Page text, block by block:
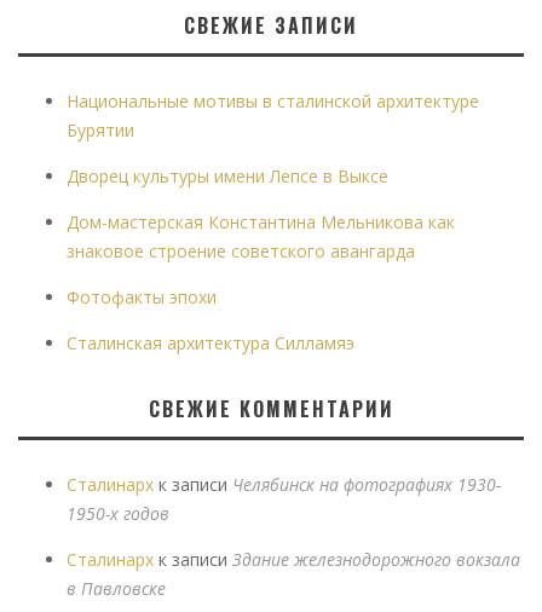
СВЕЖИЕ ЗАПИСИ
Национальные мотивы в сталинской архитектуре
Бурятии
Дворец культуры имени Лепсе в Выксе
Дом-мастерская Константина Мельникова как
знаковое строение советского авангарда
Фотофакты эпохи
Сталинская архитектура Силламяэ
СВЕЖИЕ КОММЕНТАРИИ
Сталинарх к записи Челябинск на фотографиях 1930-
1950-х годов
Сталинарх к записи Здание железнодорожного вокзала
в Павловске